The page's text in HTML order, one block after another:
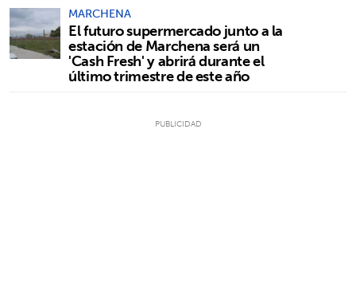
MARCHENA
El futuro supermercado junto a la
estación de Marchena será un
'Cash Fresh' y abrirá durante el
último trimestre de este año